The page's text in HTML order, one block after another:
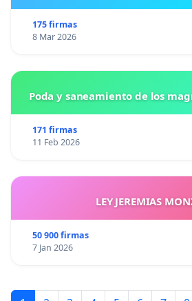
175 firmas
8 Mar 2026
Poda y saneamiento de los
171 firmas
11 Feb 2026
LEY JEREMIAS
50 900 firmas
7 Jan 2026